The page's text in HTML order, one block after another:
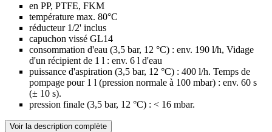
en PP, PTFE, FKM
température max. 80°C
réducteur 1/2' inclus
capuchon vissé GL14
consommation d'eau (3,5 bar, 12 °C) : env. 190 l/h, Vidage
d'un récipient de 1 l : env. 6 l d'eau
puissance d'aspiration (3,5 bar, 12 °C) : 400 l/h. Temps de
pompage pour 1 l (pression normale à 100 mbar) : env. 60 s
(± 10 s).
pression finale (3,5 bar, 12 °C) : < 16 mbar.
Voir la description complète